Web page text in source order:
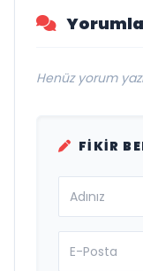
Henüz yorum
FIKIR